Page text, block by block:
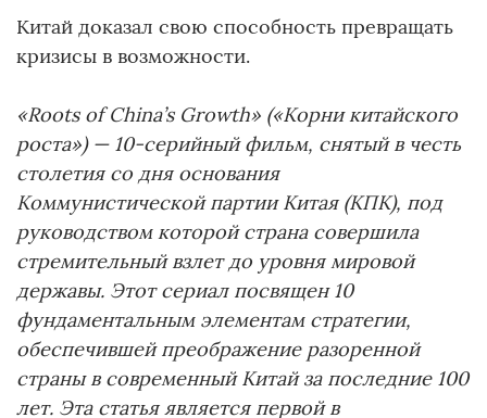
Китай доказал свою способность превращать
кризисы в возможности.
«Roots of China’s Growth» («Корни китайского
роста») — 10-серийный фильм, снятый в честь
столетия со дня основания
Коммунистической партии Китая (КПК), под
руководством которой страна совершила
стремительный взлет до уровня мировой
державы. Этот сериал посвящен 10
фундаментальным элементам стратегии,
обеспечившей преображение разоренной
страны в современный Китай за последние 100
лет. Эта статья является первой в